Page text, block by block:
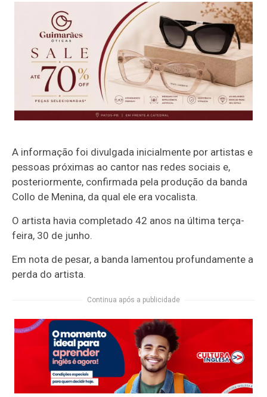
A informação foi divulgada inicialmente por artistas e
pessoas próximas ao cantor nas redes sociais e,
posteriormente, confirmada pela produção da banda
Collo de Menina, da qual ele era vocalista.
O artista havia completado 42 anos na última terça-
feira, 30 de junho.
Em nota de pesar, a banda lamentou profundamente a
perda do artista.
Continua após a publicidade